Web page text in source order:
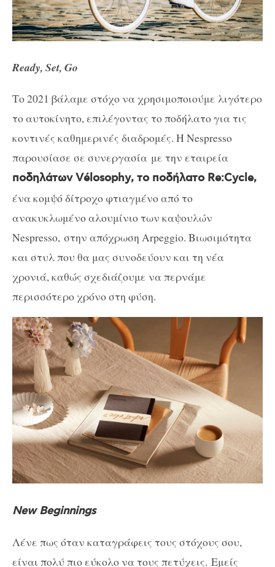
Ready, Set, Go
Το 2021 βάλαμε στόχο να χρησιμοποιούμε λιγότερο
το αυτοκίνητο, επιλέγοντας το ποδήλατο για τις
κοντινές καθημερινές διαδρομές. Η Nespresso
παρουσίασε σε συνεργασία με την εταιρεία
ποδηλάτωνVélosophy, το ποδήλατο Re:Cycle,
ένακομψό δίτροχο φτιαγμένο από το
ανακυκλωμένο αλουμίνιο των καψουλών
Nespresso, στην απόχρωση Arpeggio. Βιωσιμότητα
και στυλ που θα μας συνοδεύουν και τη νέα
χρονιά, καθώς σχεδιάζουμε να περνάμε
περισσότερο χρόνο στη φύση.
New Beginnings
Λένε πως όταν καταγράφεις τους στόχους σου,
είναι πολύ πιο εύκολο να τους πετύχεις. Εμείς